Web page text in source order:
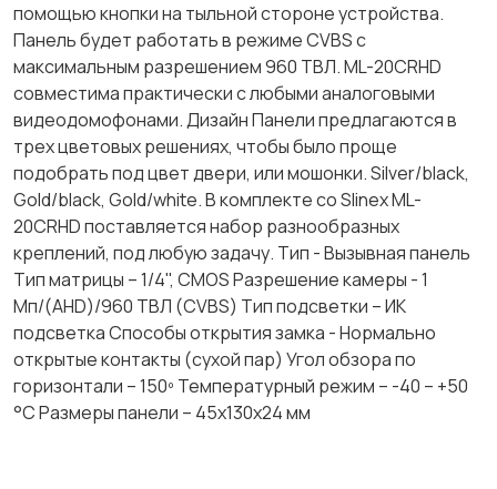
помощью кнопки на тыльной стороне устройства.
Панель будет работать в режиме CVBS с
максимальным разрешением 960 ТВЛ. ML-20CRHD
совместима практически с любыми аналоговыми
видеодомофонами. Дизайн Панели предлагаются в
трех цветовых решениях, чтобы было проще
подобрать под цвет двери, или мошонки. Silver/black,
Gold/black, Gold/white. В комплекте со Slinex ML-
20CRHD поставляется набор разнообразных
креплений, под любую задачу. Тип - Вызывная панель
Тип матрицы – 1/4", CMOS Разрешение камеры - 1
Мп/(AHD)/960 ТВЛ (CVBS) Тип подсветки – ИК
подсветка Способы открытия замка - Нормально
открытые контакты (сухой пар) Угол обзора по
горизонтали – 150º Температурный режим – -40 – +50
°С Размеры панели – 45x130x24 мм